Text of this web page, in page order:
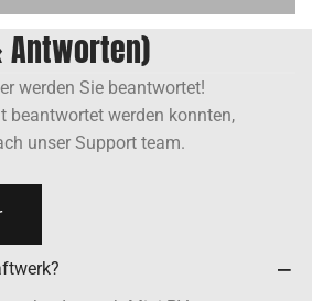
Antworten)
werden Sie beantwortet!
beantwortet werden konnten,
unser Support team.